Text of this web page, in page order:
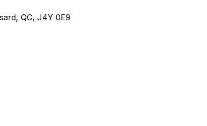
QC, J4Y 0E9